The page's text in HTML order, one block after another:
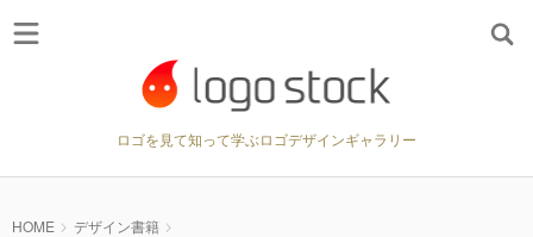
ロゴを見て知って学ぶロゴデザインギャラリー
HOME
デザイン書籍